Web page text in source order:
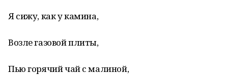
Я сижу, как у камина,
Возле газовой плиты,
Пью горячий чай с малиной,